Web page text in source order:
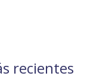
recientes